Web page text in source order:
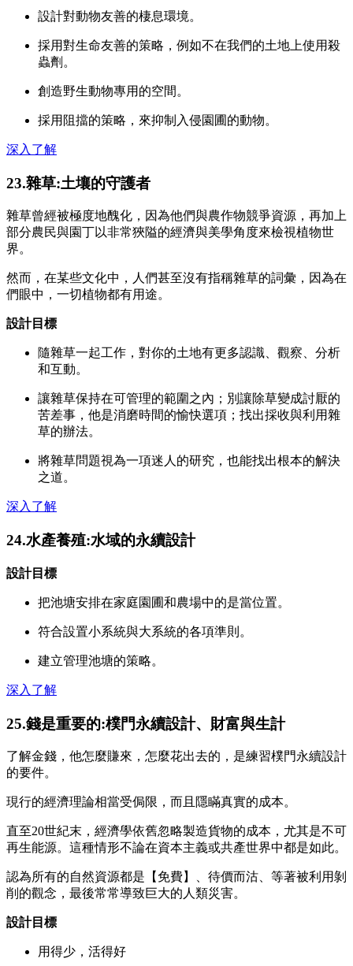
設計對動物友善的棲息環境。
採用對生命友善的策略，例如不在我們的土地上使用殺
蟲劑。
創造野生動物專用的空間。
採用阻擋的策略，來抑制入侵園圃的動物。
深入了解
23.雜草:土壤的守護者
雜草曾經被極度地醜化，因為他們與農作物競爭資源，再加上
部分農民與園丁以非常狹隘的經濟與美學角度來檢視植物世
界。
然而，在某些文化中，人們甚至沒有指稱雜草的詞彙，因為在
們眼中，一切植物都有用途。
設計目標
隨雜草一起工作，對你的土地有更多認識、觀察、分析
和互動。
讓雜草保持在可管理的範圍之內；別讓除草變成討厭的
苦差事，他是消磨時間的愉快選項；找出採收與利用雜
草的辦法。
將雜草問題視為一項迷人的研究，也能找出根本的解決
之道。
深入了解
24.水產養殖:水域的永續設計
設計目標
把池塘安排在家庭園圃和農場中的是當位置。
符合設置小系統與大系統的各項準則。
建立管理池塘的策略。
深入了解
25.錢是重要的:樸門永續設計、財富與生計
了解金錢，他怎麼賺來，怎麼花出去的，是練習樸門永續設計
的要件。
現行的經濟理論相當受侷限，而且隱瞞真實的成本。
直至20世紀末，經濟學依舊忽略製造貨物的成本，尤其是不可
再生能源。這種情形不論在資本主義或共產世界中都是如此。
認為所有的自然資源都是【免費】、待價而沽、等著被利用剝
削的觀念，最後常常導致巨大的人類災害。
設計目標
用得少，活得好